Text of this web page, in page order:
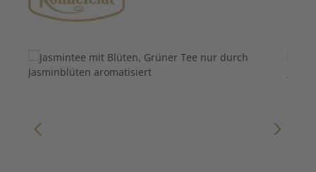
Bildergalerie überspringen